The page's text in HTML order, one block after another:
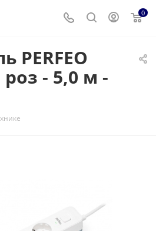
0
PERFEO
роз - 5,0 м -